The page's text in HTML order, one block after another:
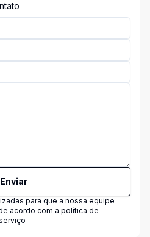
Enviar
para que a nossa equipe
acordo com a política de